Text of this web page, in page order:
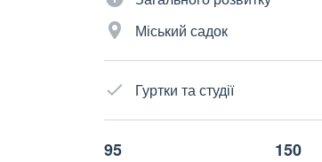
Міський садок
Гуртки та студії
95 150